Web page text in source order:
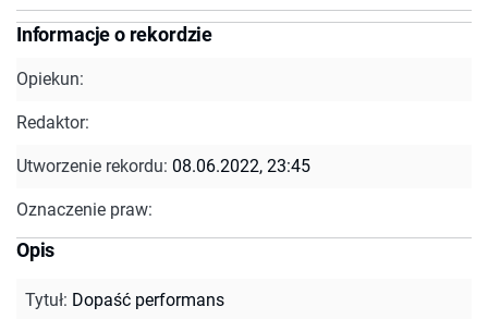
Informacje o rekordzie
Opiekun:
Redaktor:
Utworzenie rekordu: 08.06.2022, 23:45
Oznaczenie praw:
Opis
Tytuł: Dopaść performans